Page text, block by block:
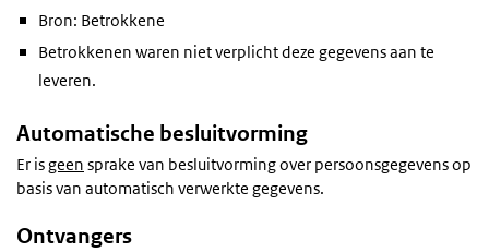
Bron: Betrokkene
Betrokkenen waren niet verplicht deze gegevens aan te
leveren.
Automatische besluitvorming
Er isgeen sprake van besluitvorming over persoonsgegevens op
basis van automatisch verwerkte gegevens.
Ontvangers